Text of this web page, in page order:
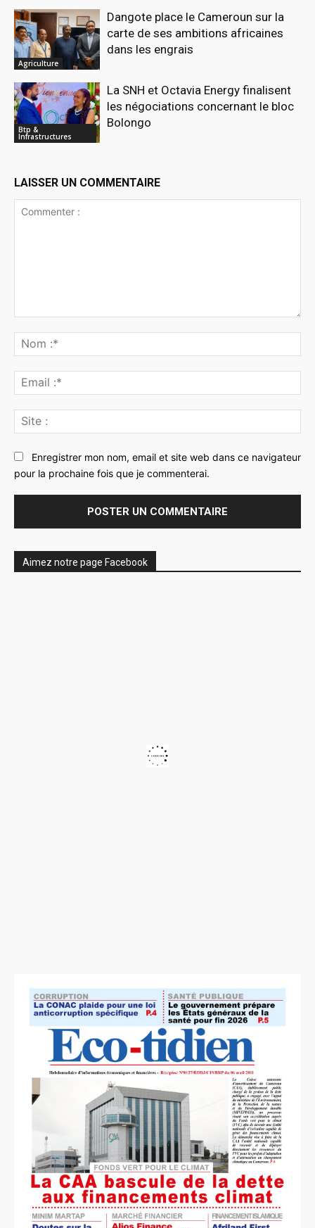
Agriculture
Dangote place le Cameroun sur la
carte de ses ambitions africaines
dans les engrais
Btp &
Infrastructures
La SNH et Octavia Energy finalisent
les négociations concernant le bloc
Bolongo
LAISSER UN COMMENTAIRE
:*
:*
:
Enregistrer mon nom, email et site web dans ce navigateur
pour la prochaine fois que je commenterai.
Aimez notre page Facebook